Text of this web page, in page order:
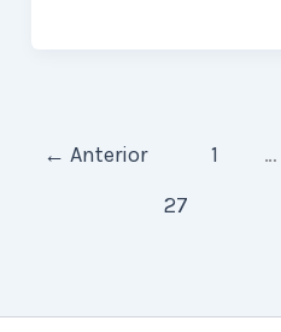
Observatorio
← Anterior 1 …
27